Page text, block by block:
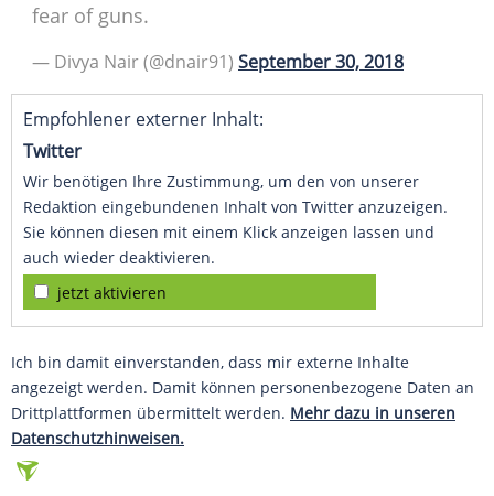
fear of guns.
— Divya Nair (@dnair91) September 30, 2018
Empfohlener externer Inhalt:
Twitter
Wir benötigen Ihre Zustimmung, um den von unserer
Redaktion eingebundenen Inhalt von Twitter anzuzeigen.
Sie können diesen mit einem Klick anzeigen lassen und
auch wieder deaktivieren.
jetzt aktivieren
Ich bin damit einverstanden, dass mir externe Inhalte
angezeigt werden. Damit können personenbezogene Daten an
Drittplattformen übermittelt werden. Mehr dazu in unseren
Datenschutzhinweisen.